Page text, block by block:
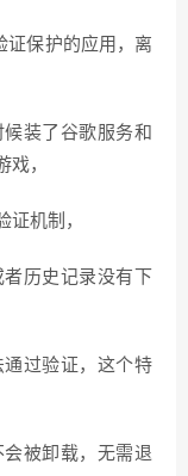
证保护的应用，离
装了谷歌服务和
戏，
证机制，
历史记录没有下
过验证，这个特
被卸载，无需退